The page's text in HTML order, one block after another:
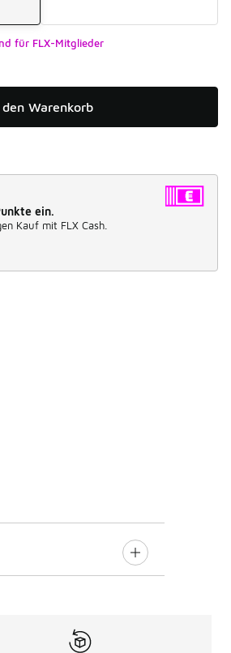
für FLX-Mitglieder
den Warenkorb
ein.
Kauf mit FLX Cash.